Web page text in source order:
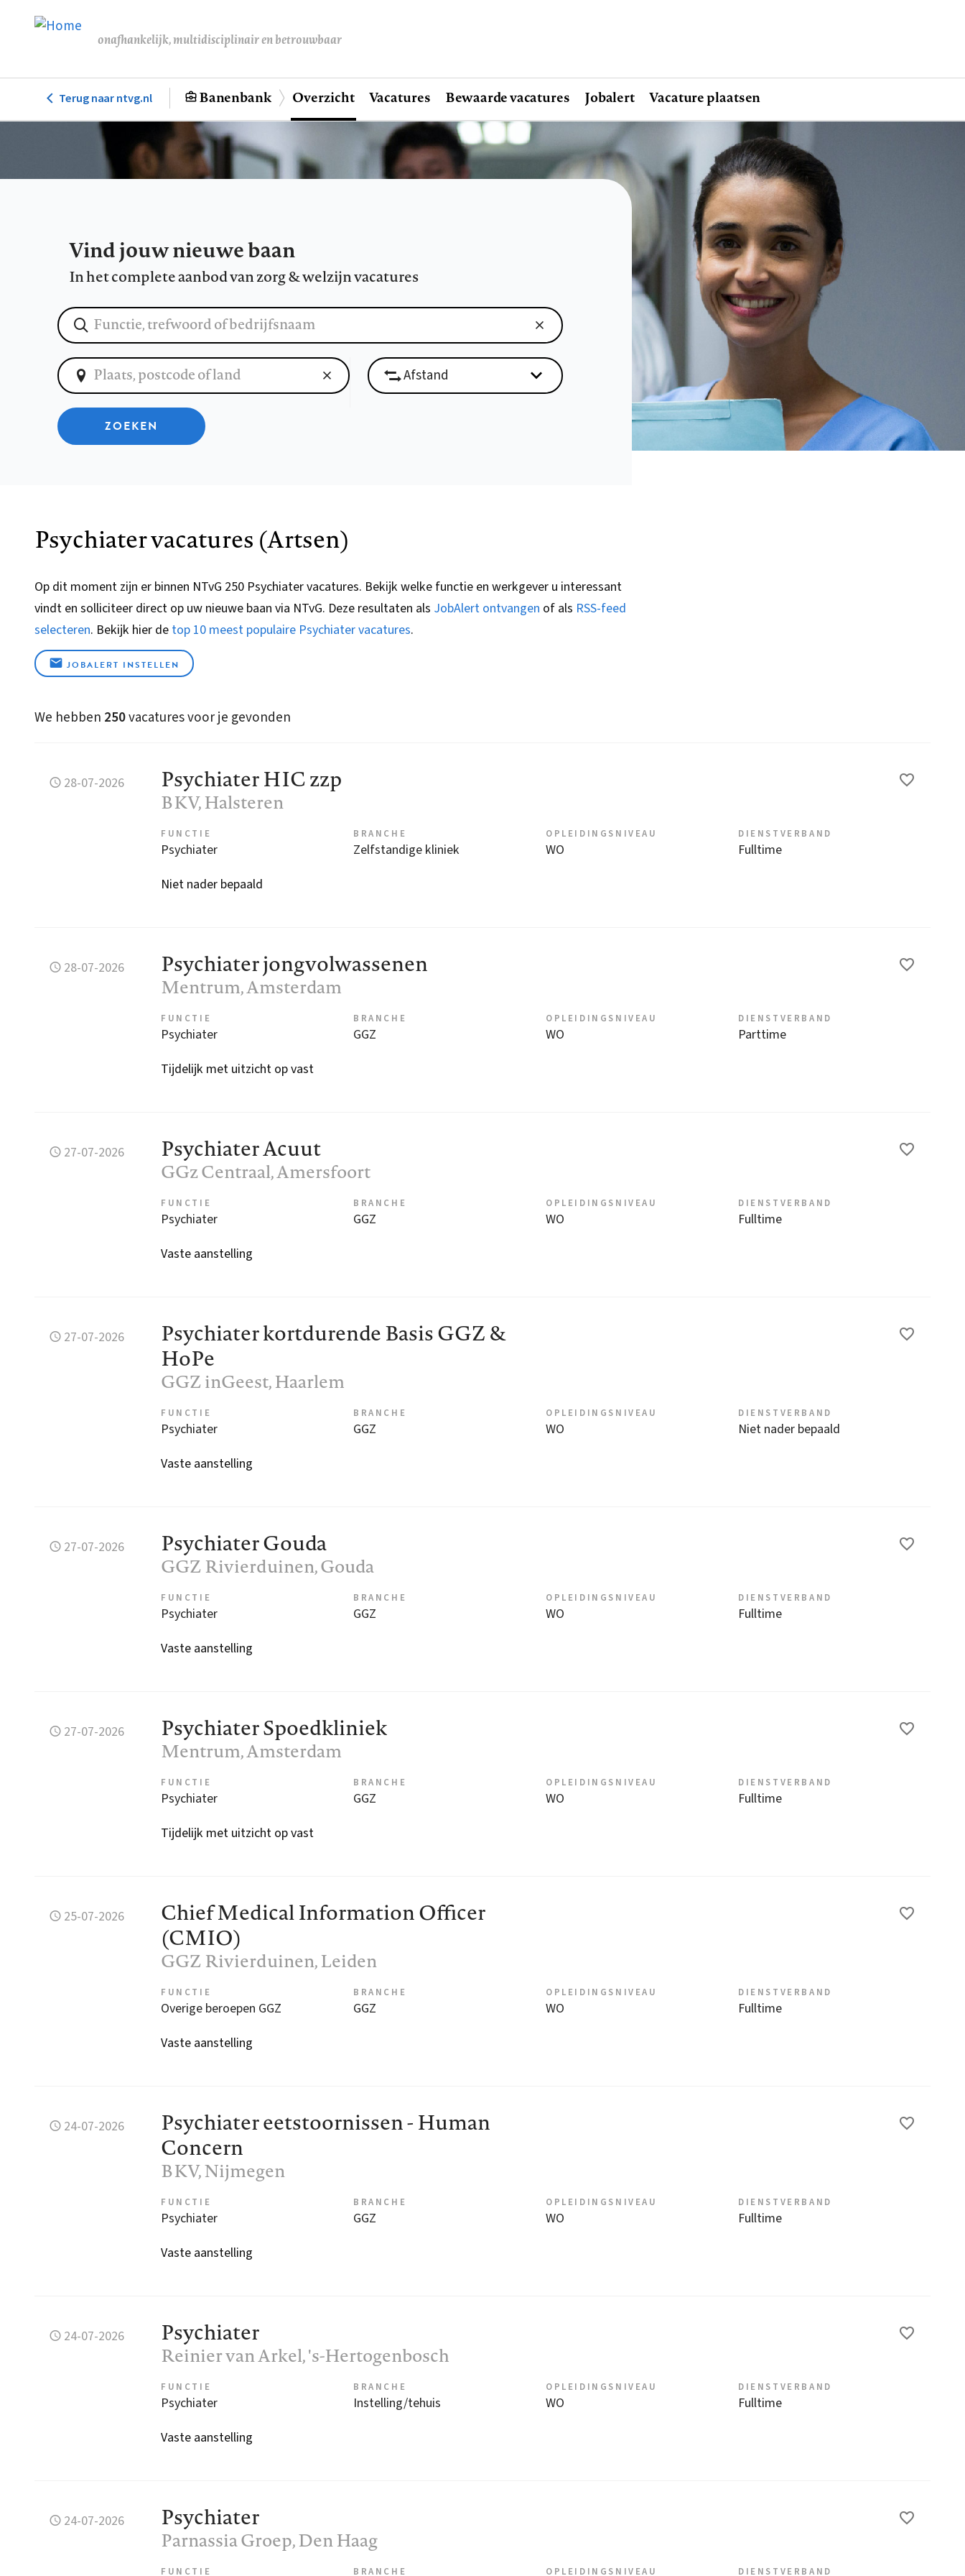
de
onafhankelijk, multidisciplinair en betrouwbaar
Hoofdnavigatie
Terug naar ntvg.nl Banenbank Overzicht Vacatures Bewaarde vacatures Jobalert Vacature plaatsen
Vind jouw nieuwe baan
In het complete aanbod van zorg & welzijn vacatures
ZOEKEN
Psychiater vacatures (Artsen)
Op dit moment zijn er binnen NTvG 250 Psychiater vacatures. Bekijk welke functie en werkgever u interessant
vindt en solliciteer direct op uw nieuwe baan via NTvG. Deze resultaten als JobAlert ontvangen of als RSS-feed
selecteren. Bekijk hier de top 10 meest populaire Psychiater vacatures.
JOBALERT INSTELLEN
We hebben 250vacatures voor je gevonden
28-07-2026 Psychiater HIC zzp
BKV, Halsteren
FUNCTIE
Psychiater
BRANCHE
Zelfstandige kliniek
OPLEIDINGSNIVEAU
WO
DIENSTVERBAND
Fulltime
Niet nader bepaald
28-07-2026 Psychiater jongvolwassenen
Mentrum, Amsterdam
FUNCTIE
Psychiater
BRANCHE
GGZ
OPLEIDINGSNIVEAU
WO
DIENSTVERBAND
Parttime
Tijdelijk met uitzicht op vast
27-07-2026 Psychiater Acuut
GGz Centraal, Amersfoort
FUNCTIE
Psychiater
BRANCHE
GGZ
OPLEIDINGSNIVEAU
WO
DIENSTVERBAND
Fulltime
Vaste aanstelling
27-07-2026
Psychiater kortdurende Basis GGZ &
HoPe
GGZ inGeest, Haarlem
FUNCTIE
Psychiater
BRANCHE
GGZ
OPLEIDINGSNIVEAU
WO
DIENSTVERBAND
Niet nader bepaald
Vaste aanstelling
27-07-2026 Psychiater Gouda
GGZ Rivierduinen, Gouda
FUNCTIE
Psychiater
BRANCHE
GGZ
OPLEIDINGSNIVEAU
WO
DIENSTVERBAND
Fulltime
Vaste aanstelling
27-07-2026 Psychiater Spoedkliniek
Mentrum, Amsterdam
FUNCTIE
Psychiater
BRANCHE
GGZ
OPLEIDINGSNIVEAU
WO
DIENSTVERBAND
Fulltime
Tijdelijk met uitzicht op vast
25-07-2026
Chief Medical Information Officer
(CMIO)
GGZ Rivierduinen, Leiden
FUNCTIE
Overige beroepen GGZ
BRANCHE
GGZ
OPLEIDINGSNIVEAU
WO
DIENSTVERBAND
Fulltime
Vaste aanstelling
24-07-2026
Psychiater eetstoornissen - Human
Concern
BKV, Nijmegen
FUNCTIE
Psychiater
BRANCHE
GGZ
OPLEIDINGSNIVEAU
WO
DIENSTVERBAND
Fulltime
Vaste aanstelling
24-07-2026 Psychiater
Reinier van Arkel, 's-Hertogenbosch
FUNCTIE
Psychiater
BRANCHE
Instelling/tehuis
OPLEIDINGSNIVEAU
WO
DIENSTVERBAND
Fulltime
Vaste aanstelling
24-07-2026 Psychiater
Parnassia Groep, Den Haag
FUNCTIE BRANCHE OPLEIDINGSNIVEAU DIENSTVERBAND